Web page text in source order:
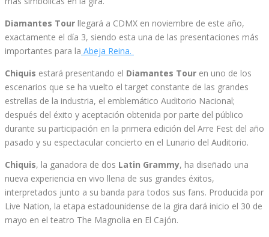
Diamantes Tour llegará a CDMX en noviembre de este año,
exactamente el día 3, siendo esta una de las presentaciones más
importantes para la Abeja Reina.
Chiquis estará presentando el Diamantes Tour en uno de los
escenarios que se ha vuelto el target constante de las grandes
estrellas de la industria, el emblemático Auditorio Nacional;
después del éxito y aceptación obtenida por parte del público
durante su participación en la primera edición del Arre Fest del año
pasado y su espectacular concierto en el Lunario del Auditorio.
Chiquis, la ganadora de dos Latin Grammy, ha diseñado una
nueva experiencia en vivo llena de sus grandes éxitos,
interpretados junto a su banda para todos sus fans. Producida por
Live Nation, la etapa estadounidense de la gira dará inicio el 30 de
mayo en el teatro The Magnolia en El Cajón.